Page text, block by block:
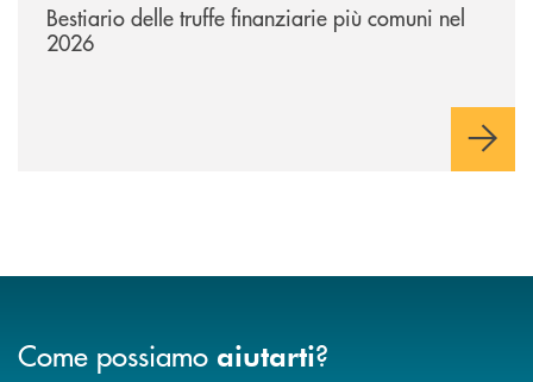
Bestiario delle truffe finanziarie più comuni nel
2026
Come possiamo aiutarti?